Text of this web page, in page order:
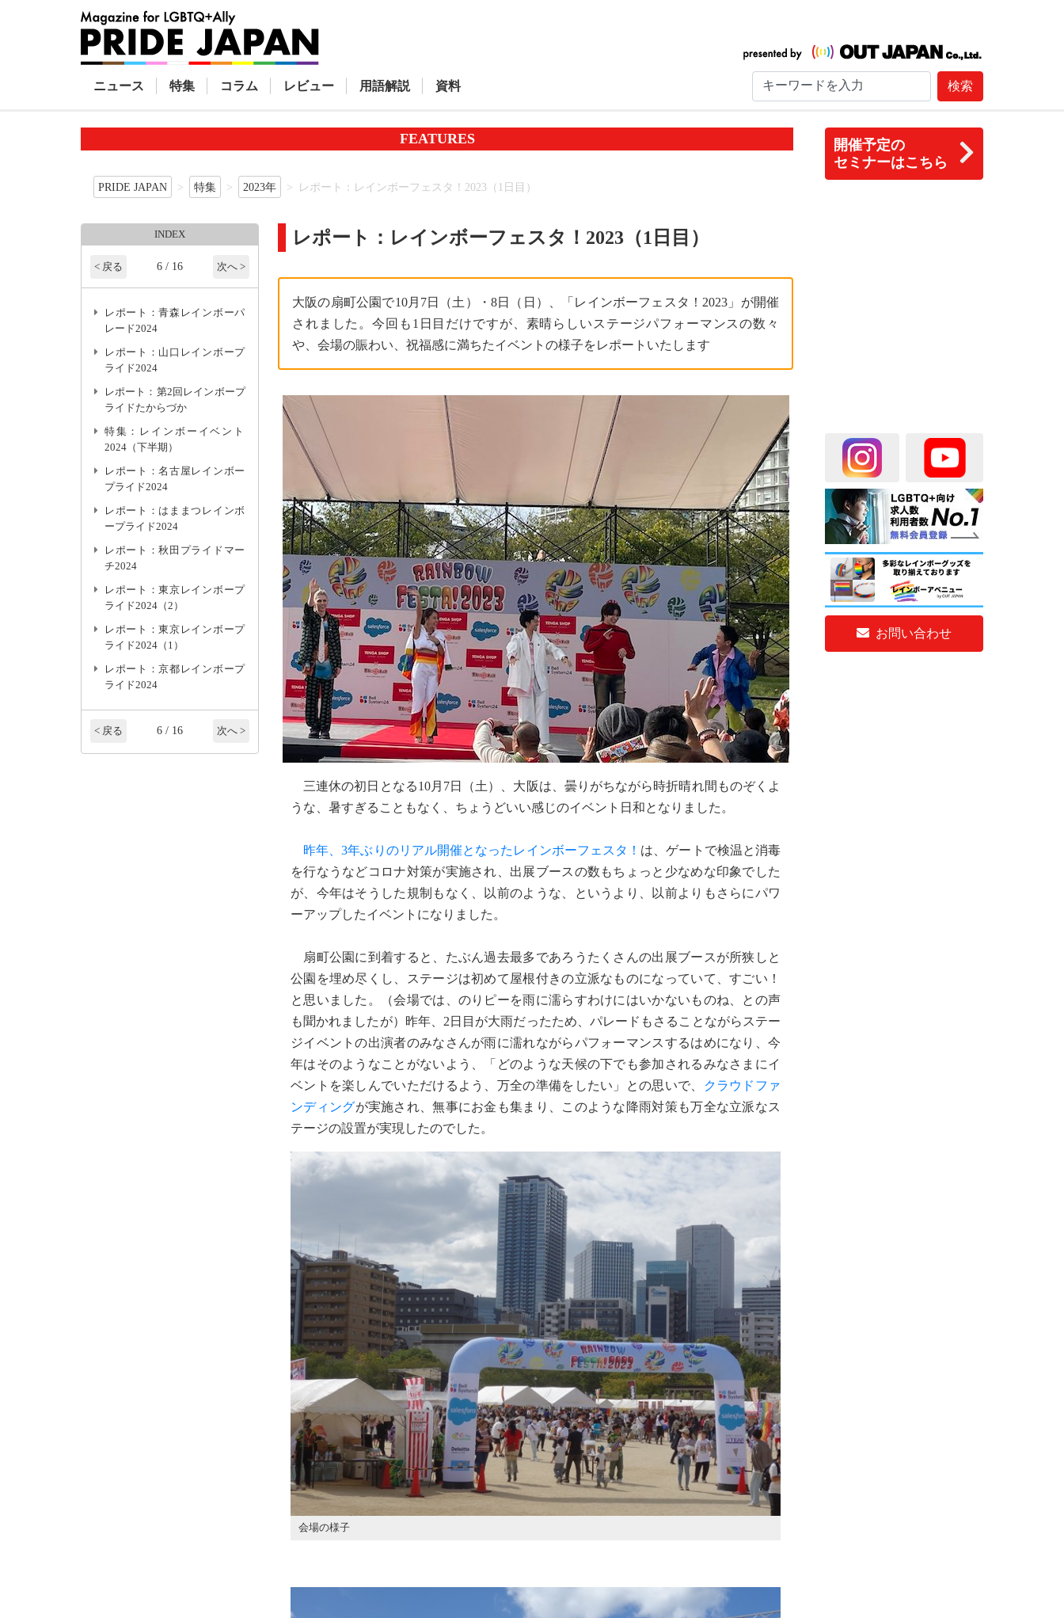
ニュース 特集 コラム レビュー 用語解説 資料 検索
開催予定の
セミナーはこちら
お問い合わせ
FEATURES
PRIDE JAPAN 特集 2023年 レポート：レインボーフェスタ！2023（1日目）
レポート：レインボーフェスタ！2023（1日目）
大阪の扇町公園で10月7日（土）・8日（日）、「レインボーフェスタ！2023」が開催
されました。今回も1日目だけですが、素晴らしいステージパフォーマンスの数々
や、会場の賑わい、祝福感に満ちたイベントの様子をレポートいたします
三連休の初日となる10月7日（土）、大阪は、曇りがちながら時折晴れ間ものぞくよ
うな、暑すぎることもなく、ちょうどいい感じのイベント日和となりました。
昨年、3年ぶりのリアル開催となったレインボーフェスタ！ は、ゲートで検温と消毒
を行なうなどコロナ対策が実施され、出展ブースの数もちょっと少なめな印象でした
が、今年はそうした規制もなく、以前のような、というより、以前よりもさらにパワ
ーアップしたイベントになりました。
扇町公園に到着すると、たぶん過去最多であろうたくさんの出展ブースが所狭しと
公園を埋め尽くし、ステージは初めて屋根付きの立派なものになっていて、すごい！
と思いました。（会場では、のりピーを雨に濡らすわけにはいかないものね、との声
も聞かれましたが）昨年、2日目が大雨だったため、パレードもさることながらステー
ジイベントの出演者のみなさんが雨に濡れながらパフォーマンスするはめになり、今
年はそのようなことがないよう、「どのような天候の下でも参加されるみなさまにイ
ベントを楽しんでいただけるよう、万全の準備をしたい」との思いで、
クラウドファ
ンディングが実施され、無事にお金も集まり、このような降雨対策も万全な立派なス
テージの設置が実現したのでした。
会場の様子
INDEX
< 戻る 6 / 16 次へ >
レポート：青森レインボーパ
レード2024
レポート：山口レインボープ
ライド2024
レポート：第2回レインボープ
ライドたからづか
特集：レインボーイベント
2024（下半期）
レポート：名古屋レインボー
プライド2024
レポート：はままつレインボ
ープライド2024
レポート：秋田プライドマー
チ2024
レポート：東京レインボープ
ライド2024（2）
レポート：東京レインボープ
ライド2024（1）
レポート：京都レインボープ
ライド2024
< 戻る 6 / 16 次へ >